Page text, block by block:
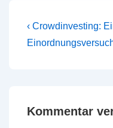
Vorheriger
Beitrag
‹ Crowdinvesting:
Kommentar